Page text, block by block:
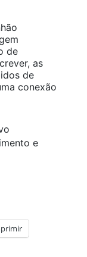
de
as
de
conexão
e